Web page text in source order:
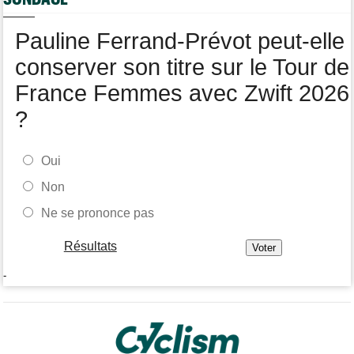
Joao Almeida a abandonné après une nouvelle chute
Pauline Ferrand-Prévot peut-elle
conserver son titre sur le Tour de
France Femmes avec Zwift 2026
?
Oui
Non
Ne se prononce pas
Résultats
-